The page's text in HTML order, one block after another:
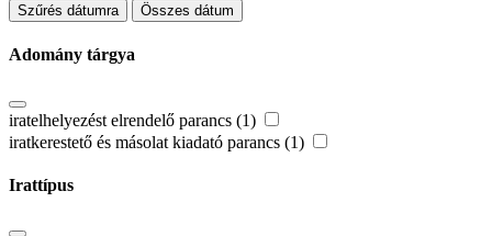
Szűrés dátumra Összes dátum
Adomány tárgya
iratelhelyezést elrendelő parancs (1)
iratkerestető és másolat kiadató parancs (1)
Irattípus